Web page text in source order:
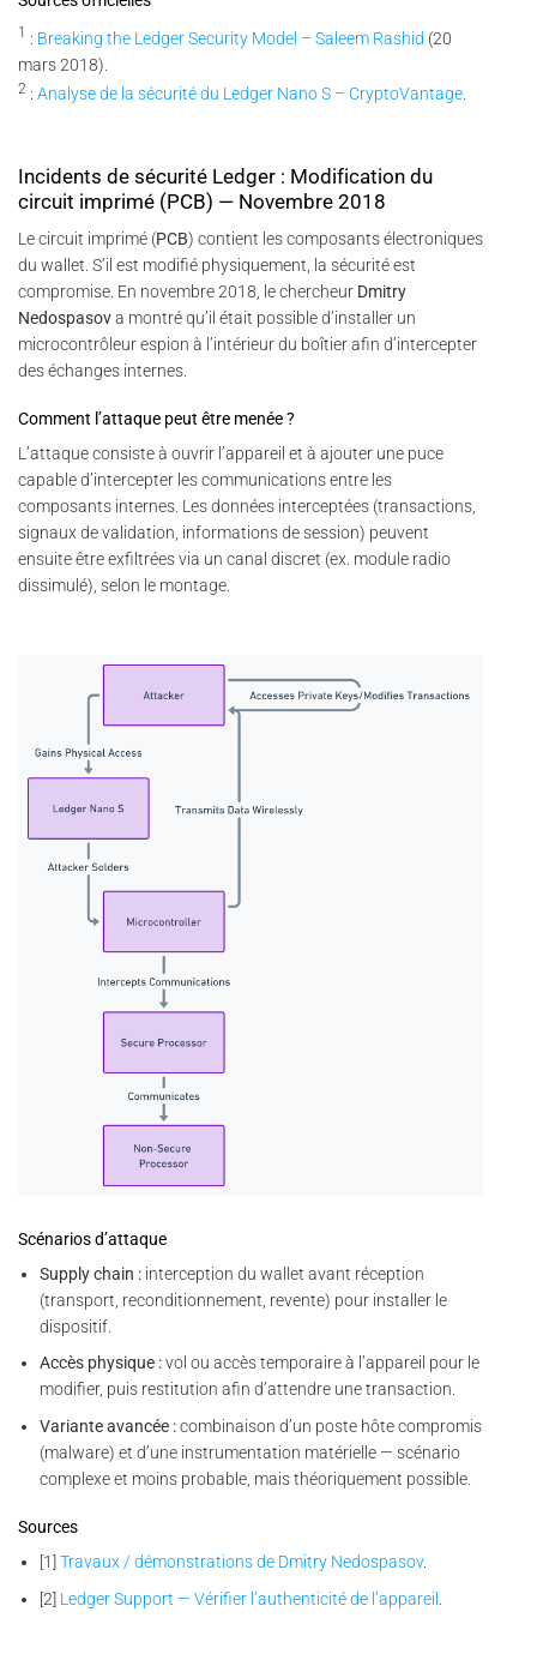
1 : Breaking the Ledger Security Model – Saleem Rashid (20
mars 2018).
2 : Analyse de la sécurité du Ledger Nano S – CryptoVantage
Incidents de sécurité Ledger : Modification du
circuit imprimé (PCB) — Novembre 2018
Le circuit imprimé (PCB) contient les composants électroniques
du wallet. S’il est modifié physiquement, la sécurité est
compromise. En novembre 2018, le chercheur Dmitry
Nedospasova montré qu’il était possible d’installer un
microcontrôleur espion à l’intérieur du boîtier afin d’intercepter
des échanges internes.
Comment l’attaque peut être menée ?
L’attaque consiste à ouvrir l’appareil et à ajouter une puce
capable d’intercepter les communications entre les
composants internes. Les données interceptées (transactions,
signaux de validation, informations de session) peuvent
ensuite être exfiltrées via un canal discret (ex. module radio
dissimulé), selon le montage.
Scénarios d’attaque
Supply chain : interception du wallet avant réception
(transport, reconditionnement, revente) pour installer le
dispositif.
Accès physique :vol ou accès temporaire à l’appareil pour le
modifier, puis restitution afin d’attendre une transaction.
Variante avancée :combinaison d’un poste hôte compromis
(malware) et d’une instrumentation matérielle — scénario
complexe et moins probable, mais théoriquement possible.
Sources
[1]Travaux / démonstrations de Dmitry Nedospasov.
[2] Ledger Support — Vérifier l’authenticité de l’appareil